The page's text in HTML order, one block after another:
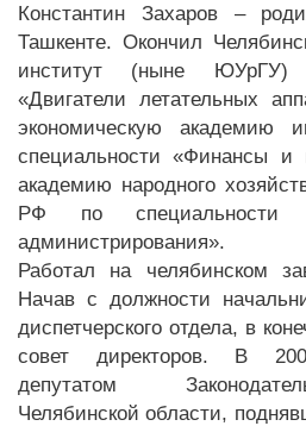
Константин Захаров –
Ташкенте. Окончил
институт (ныне ЮУрГУ)
«Двигатели летательных
экономическую академию
специальности «Финансы и
академию народного
РФ по специальности
администрирования».
Работал на челябинском
Начав с должности
диспетчерского отдела, в
совет директоров. В
депутатом
Челябинской области,